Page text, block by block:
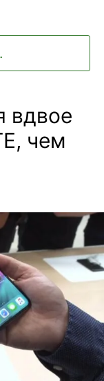
вдвое
чем